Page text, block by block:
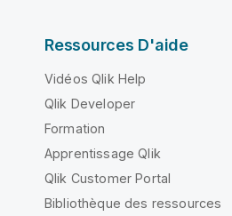
Ressources D'aide
Vidéos Qlik Help
Qlik Developer
Formation
Apprentissage Qlik
Qlik Customer Portal
Bibliothèque des ressources